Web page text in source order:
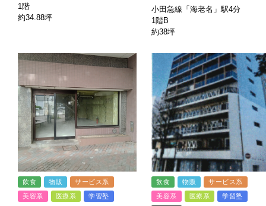
1階
約34.88坪
小田急線「海老名」駅4分
1階B
約38坪
飲食 物販
サービス系
美容系
医療系 学習塾
飲食 物販
サービス系
美容系
医療系
学習塾